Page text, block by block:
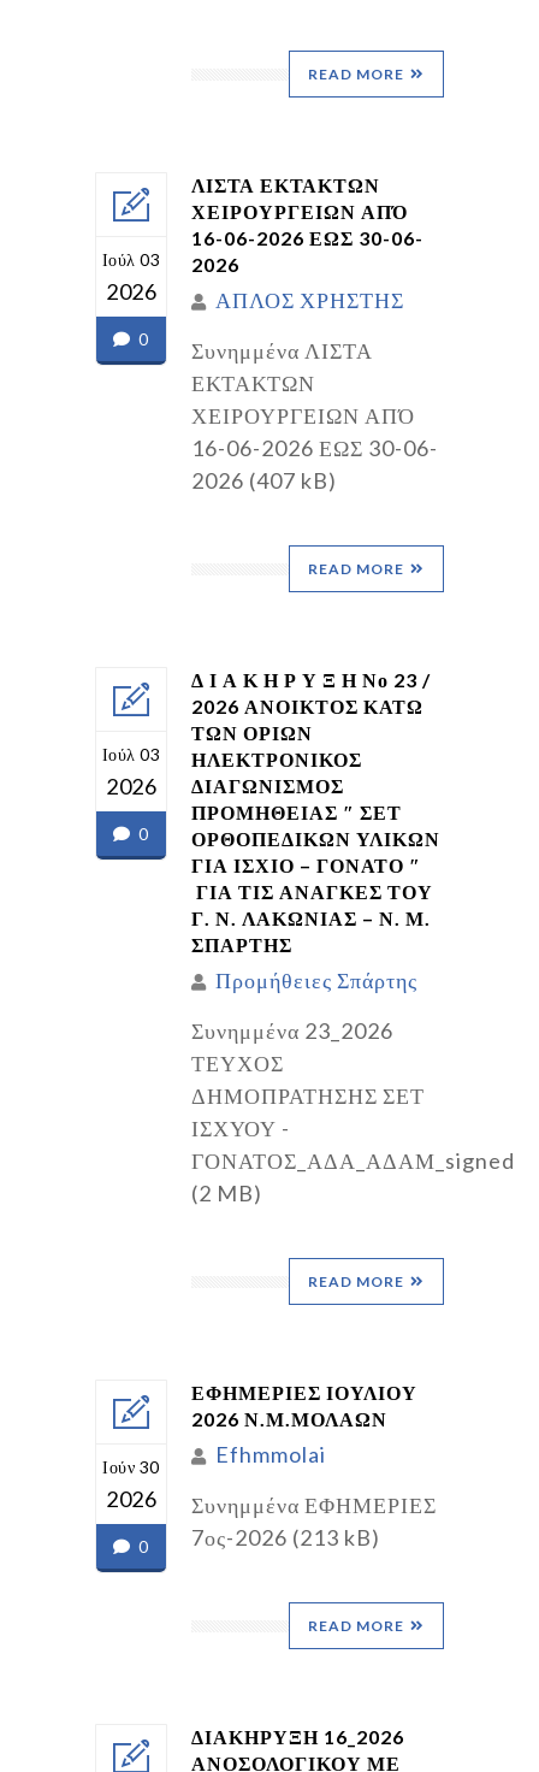
READ MORE
Ιούλ 03
2026
0
ΛΙΣΤΑ ΕΚΤΑΚΤΩΝ
ΧΕΙΡΟΥΡΓΕΙΩΝ ΑΠΌ
16-06-2026 ΕΩΣ 30-06-
2026
ΑΠΛΟΣ ΧΡΗΣΤΗΣ
Συνημμένα ΛΙΣΤΑ
ΕΚΤΑΚΤΩΝ
ΧΕΙΡΟΥΡΓΕΙΩΝ ΑΠΌ
16-06-2026 ΕΩΣ 30-06-
2026 (407 kB)
READ MORE
Ιούλ 03
2026
0
Δ Ι Α Κ Η Ρ Υ Ξ Η Νο 23 /
2026 ΑΝΟΙΚΤΟΣ ΚΑΤΩ
ΤΩΝ ΟΡΙΩΝ
ΗΛΕΚΤΡΟΝΙΚΟΣ
ΔΙΑΓΩΝΙΣΜΟΣ
ΠΡΟΜΗΘΕΙΑΣ ″ ΣΕΤ
ΟΡΘΟΠΕΔΙΚΩΝ ΥΛΙΚΩΝ
ΓΙΑ ΙΣΧΙΟ – ΓΟΝΑΤΟ ″
ΓΙΑ ΤΙΣ ΑΝΑΓΚΕΣ ΤΟΥ
Γ. Ν. ΛΑΚΩΝΙΑΣ – Ν. Μ.
ΣΠΑΡΤΗΣ
Προμήθειες Σπάρτης
Συνημμένα 23_2026
ΤΕΥΧΟΣ
ΔΗΜΟΠΡΑΤΗΣΗΣ ΣΕΤ
ΙΣΧΥΟΥ -
ΓΟΝΑΤΟΣ_ΑΔΑ_ΑΔΑΜ_signed
(2 MB)
READ MORE
Ιούν 30
2026
0
ΕΦΗΜΕΡΙΕΣ ΙΟΥΛΙΟΥ
2026 Ν.Μ.ΜΟΛΑΩΝ
Efhmmolai
Συνημμένα ΕΦΗΜΕΡΙΕΣ
7ος-2026 (213 kB)
READ MORE
ΔΙΑΚΗΡΥΞΗ 16_2026
ΑΝΟΣΟΛΟΓΙΚΟΥ ΜΕ